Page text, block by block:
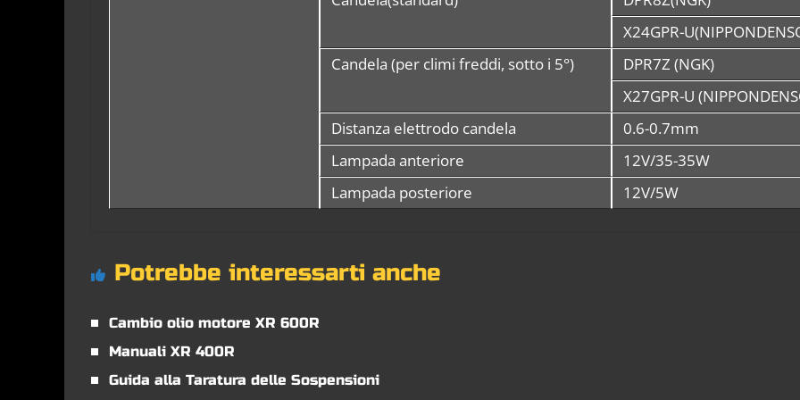
X24GPR-
Candela (per climi freddi, sotto i 5°)
DPR7Z (NGK)
X27GPR-U
Distanza elettrodo candela
0.6-0.7mm
Lampada anteriore
12V/35-35W
Lampada posteriore
12V/5W
Potrebbe interessarti anche
Cambio olio motore XR 600R
Manuali XR 400R
Guida alla Taratura delle Sospensioni